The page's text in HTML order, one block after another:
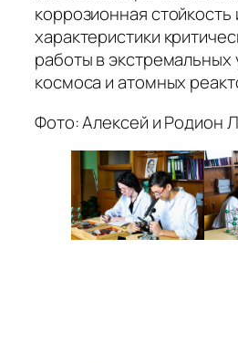
коррозионная стойкость
характеристики
работы в экстремальных
космоса и атомных
Фото: Алексей и Родион